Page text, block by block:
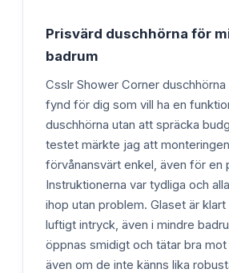
Prisvärd duschhörna för
badrum
Csslr Shower Corner
fynd för dig som vill ha en
duschhörna utan att spräcka
testet märkte jag att
förvånansvärt enkel, även för en
Instruktionerna var tydliga och
ihop utan problem. Glaset är
luftigt intryck, även i mindre
öppnas smidigt och tätar bra mot
även om de inte känns lika